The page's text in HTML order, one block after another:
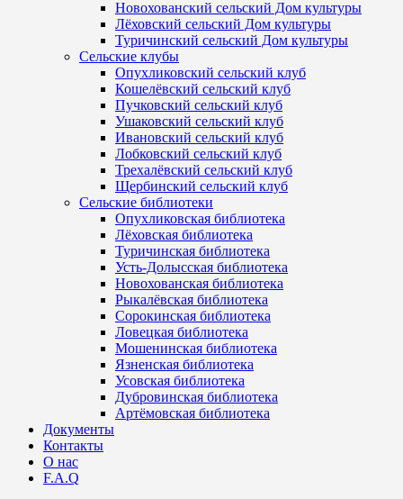
Новохованский сельский Дом культуры
Лёховский сельский Дом культуры
Туричинский сельский Дом культуры
Сельские клубы
Опухликовский сельский клуб
Кошелёвский сельский клуб
Пучковский сельский клуб
Ушаковский сельский клуб
Ивановский сельский клуб
Лобковский сельский клуб
Трехалёвский сельский клуб
Щербинский сельский клуб
Сельские библиотеки
Опухликовская библиотека
Лёховская библиотека
Туричинская библиотека
Усть-Долысская библиотека
Новохованская библиотека
Рыкалёвская библиотека
Сорокинская библиотека
Ловецкая библиотека
Мошенинская библиотека
Язненская библиотека
Усовская библиотека
Дубровинская библиотека
Артёмовская библиотека
Документы
Контакты
О нас
F.A.Q